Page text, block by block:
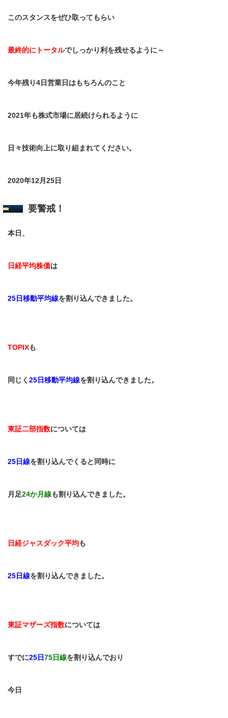
このスタンスをぜひ取ってもらい
最終的にトータルでしっかり利を残せるように～
今年残り4日営業日はもちろんのこと
2021年も株式市場に居続けられるように
日々技術向上に取り組まれてください。
2020年12月25日
要警戒！
本日、
日経平均株価は
25日移動平均線を割り込んできました。
TOPIXも
同じく 25日移動平均線を割り込んできました。
東証二部指数については
25日線を割り込んでくると同時に
月足24か月線も割り込んできました。
日経ジャスダック平均も
25日線を割り込んできました。
東証マザーズ指数については
すでに25日75日線を割り込んでおり
今日